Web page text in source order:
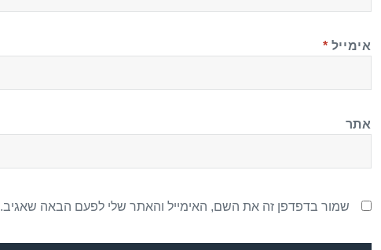
אימייל *
אתר
שמור בדפדפן זה את השם, האימייל והאתר שלי לפעם הבאה שאגיב.